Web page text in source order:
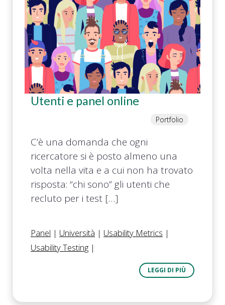
Utenti e panel online
Portfolio
C’è una domanda che ogni
ricercatore si è posto almeno una
volta nella vita e a cui non ha trovato
risposta: “chi sono” gli utenti che
recluto per i test […]
Panel | Università | Usability Metrics |
Usability Testing |
LEGGI DI PIÙ